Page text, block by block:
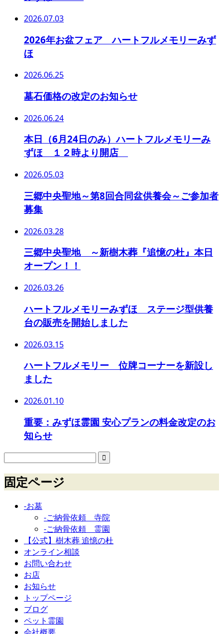
2026.07.03
2026年お盆フェア ハートフルメモリーみず
ほ
2026.06.25
墓石価格の改定のお知らせ
2026.06.24
本日（6月24日のみ）ハートフルメモリーみ
ずほ １２時より開店
2026.05.03
三郷中央聖地～第8回合同盆供養会～ご参加者
募集
2026.03.28
三郷中央聖地 ～新樹木葬『追憶の杜』本日
オープン！！
2026.03.26
ハートフルメモリーみずほ ステージ型供養
台の販売を開始しました
2026.03.15
ハートフルメモリー 位牌コーナーを新設し
ました
2026.01.10
重要：みずほ霊園 安心プランの料金改定のお
知らせ
固定ページ
-お墓
-ご納骨依頼 寺院
-ご納骨依頼 霊園
【公式】樹木葬 追憶の杜
オンライン相談
お問い合わせ
お店
お知らせ
トップページ
ブログ
ペット霊園